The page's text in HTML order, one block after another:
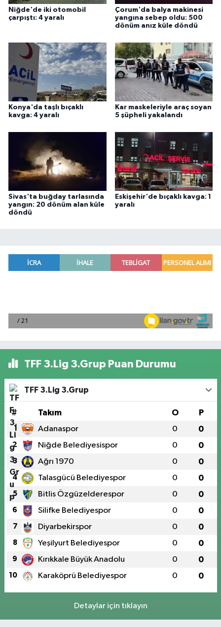
Niğde'de iki otomobil
çarpıştı: 4 yaralı
Çorum'da balya makinesi
yangına sebep oldu: 500
dönüm anız küle döndü
Konya'da taşlı bıçaklı
kavga: 4 yaralı
Kar maskeleriyle araç soyan
5 şüpheli yakalandı
Sivas'ta buğday tarlasında
yangın: 20 dönüm alan küle
döndü
Eskişehir'de bıçaklı kavga: 1
yaralı
TFF 3.Lig 3.Grup Puan Durumu
TFF 3.Lig 3.Grup
# Takım O P
1 Adanaspor 0 0
2 Niğde Belediyesispor 0 0
3 Ağrı 1970 0 0
4 Talasgücü Belediyespor 0 0
5 Bitlis Özgüzelderespor 0 0
6 Silifke Belediyespor 0 0
7 Diyarbekirspor 0 0
8 Yeşilyurt Belediyespor 0 0
9 Kırıkkale Büyük Anadolu 0 0
10 Karaköprü Belediyespor 0 0
Detaylar için tıklayın